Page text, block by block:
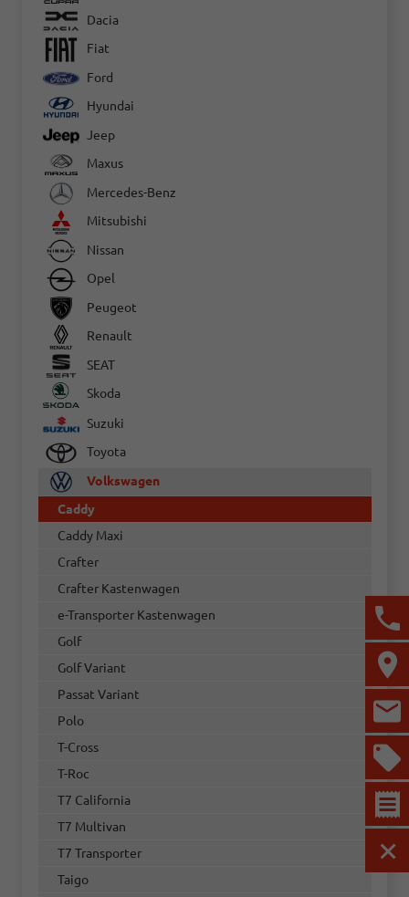
Dacia
Fiat
Ford
Hyundai
Jeep
Maxus
Mercedes-Benz
Mitsubishi
Nissan
Opel
Peugeot
Renault
SEAT
Skoda
Suzuki
Toyota
Volkswagen
Caddy
Caddy Maxi
Crafter
Crafter Kastenwagen
e-Transporter Kastenwagen
Golf
Golf Variant
Passat Variant
Polo
T-Cross
T-Roc
T7 California
T7 Multivan
T7 Transporter
Taigo